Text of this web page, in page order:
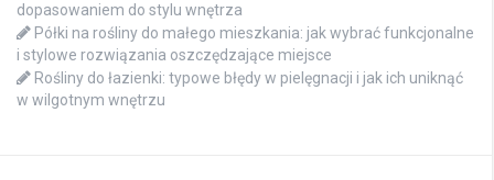
dopasowaniem do stylu wnętrza
Półki na rośliny do małego mieszkania: jak wybrać funkcjonalne
i stylowe rozwiązania oszczędzające miejsce
Rośliny do łazienki: typowe błędy w pielęgnacji i jak ich uniknąć
w wilgotnym wnętrzu